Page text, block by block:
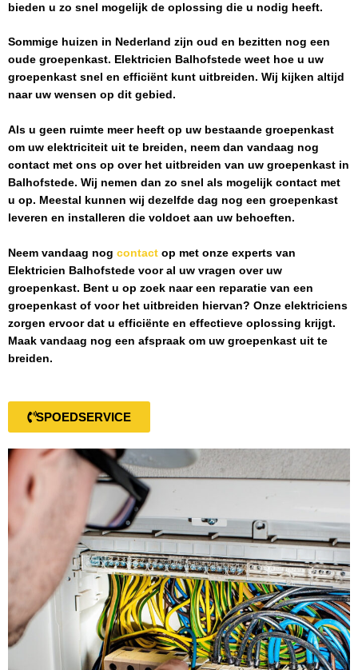
bieden u zo snel mogelijk de oplossing die u nodig heeft.
Sommige huizen in Nederland zijn oud en bezitten nog een
oude groepenkast. Elektricien Balhofstede weet hoe u uw
groepenkast snel en efficiënt kunt uitbreiden. Wij kijken altijd
naar uw wensen op dit gebied.
Als u geen ruimte meer heeft op uw bestaande groepenkast
om uw elektriciteit uit te breiden, neem dan vandaag nog
contact met ons op over het uitbreiden van uw groepenkast in
Balhofstede. Wij nemen dan zo snel als mogelijk contact met
u op. Meestal kunnen wij dezelfde dag nog een groepenkast
leveren en installeren die voldoet aan uw behoeften.
Neem vandaag nog contact op met onze experts van
Elektricien Balhofstede voor al uw vragen over uw
groepenkast. Bent u op zoek naar een reparatie van een
groepenkast of voor het uitbreiden hiervan? Onze elektriciens
zorgen ervoor dat u efficiënte en effectieve oplossing krijgt.
Maak vandaag nog een afspraak om uw groepenkast uit te
breiden.
SPOEDSERVICE